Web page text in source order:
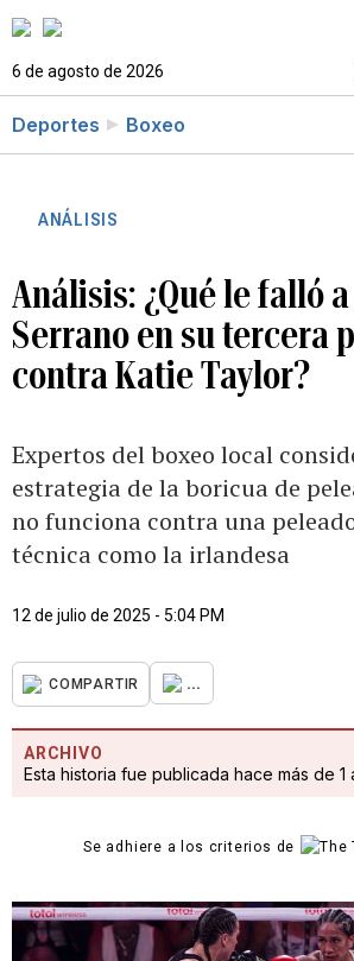
6 de agosto de 2026
Deportes Boxeo
ANÁLISIS
Análisis: ¿Qué le falló
Serrano en su tercera
contra Katie Taylor?
Expertos del boxeo local
estrategia de la boricua de
no funciona contra una
técnica como la irlandesa
12 de julio de 2025 - 5:04 PM
COMPARTIR ...
ARCHIVO
Esta historia fue publicada hace más de 1
Se adhiere a los criterios de